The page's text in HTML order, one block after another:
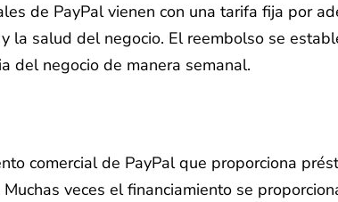
de PayPal vienen con una tarifa fija por
salud del negocio. El reembolso se
del negocio de manera semanal.
comercial de PayPal que proporciona
veces el financiamiento se